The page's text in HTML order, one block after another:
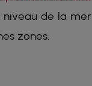
niveau de la mer
zones.